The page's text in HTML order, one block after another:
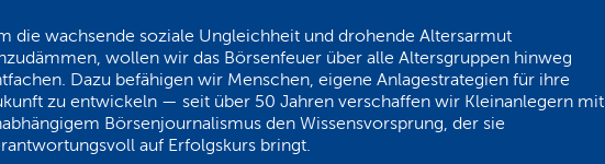
die wachsende soziale Ungleichheit und drohende Altersarmut
wollen wir das Börsenfeuer über alle Altersgruppen hinweg
Dazu befähigen wir Menschen, eigene Anlagestrategien für ihre
zu entwickeln — seit über 50 Jahren verschaffen wir Kleinanlegern mit
Börsenjournalismus den Wissensvorsprung, der sie
auf Erfolgskurs bringt.